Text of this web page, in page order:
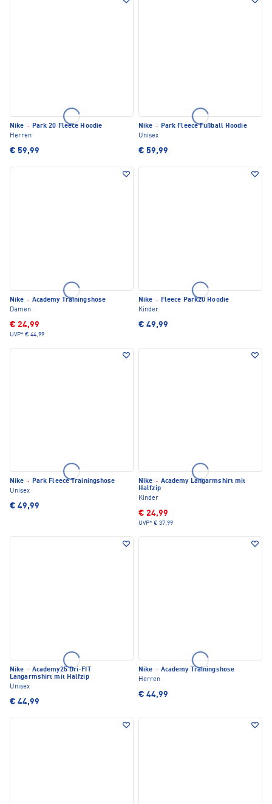
Nike · Park 20 Fleece Hoodie
Herren
€ 59,99
Nike · Park Fleece Fußball Hoodie
Unisex
€ 59,99
Nike · Academy Trainingshose
Damen
€ 24,99
UVP* € 44,99
Nike · Fleece Park20 Hoodie
Kinder
€ 49,99
Nike · Park Fleece Trainingshose
Unisex
€ 49,99
Nike · Academy Langarmshirt mit
Halfzip
Kinder
€ 24,99
UVP* € 37,99
Nike · Academy25 Dri-FIT
Langarmshirt mit Halfzip
Unisex
€ 44,99
Nike · Academy Trainingshose
Herren
€ 44,99